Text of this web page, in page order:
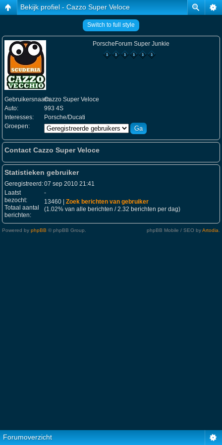
Bekijk profiel - Cazzo Super Veloce
Switch to full style
PorscheForum Super Junkie
Gebruikersnaam:Cazzo Super Veloce
Auto:
993 4S
Interesses:
Porsche/Ducati
Groepen:
Contact Cazzo Super Veloce
Statistieken gebruiker
Geregistreerd:07 sep 2010 21:41
Laatst
bezocht:
-
Totaal aantal
berichten:
13460 | Zoek berichten van gebruiker
(1.02% van alle berichten / 2.32 berichten per dag)
Powered by phpBB © phpBB Group. phpBB Mobile / SEO byArtodia
Forumoverzicht